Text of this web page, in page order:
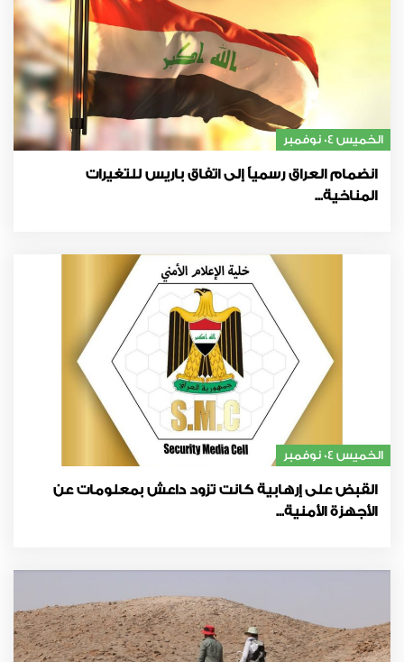
الخميس 04 نوفمبر
انضمام العراق رسمياً إلى اتفاق باريس للتغيرات
المناخية...
الخميس 04 نوفمبر
القبض على إرهابية كانت تزود داعش بمعلومات عن
الأجهزة الأمنية...